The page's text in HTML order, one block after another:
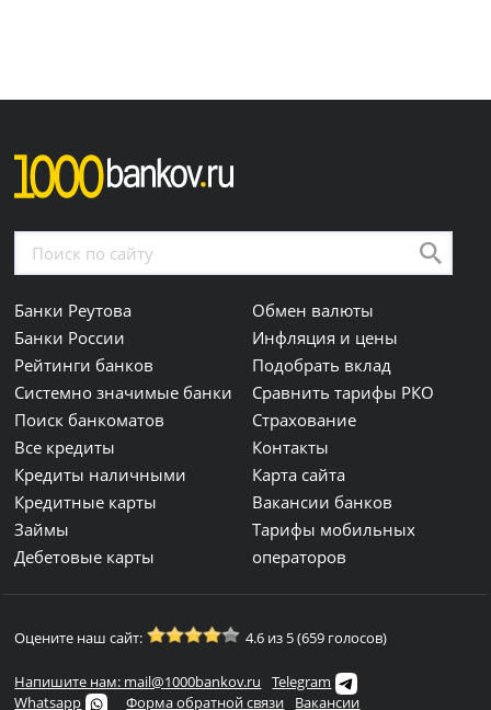
Банки Реутова
Банки России
Рейтинги банков
Системно значимые банки
Поиск банкоматов
Все кредиты
Кредиты наличными
Кредитные карты
Займы
Дебетовые карты
Обмен валюты
Инфляция и цены
Подобрать вклад
Сравнить тарифы РКО
Страхование
Контакты
Карта сайта
Вакансии банков
Тарифы мобильных
операторов
Оцените наш сайт: 4.6 из 5 (659 голосов)
Напишите нам: mail@1000bankov.ru
Telegram
Whatsapp
Форма обратной связи Вакансии